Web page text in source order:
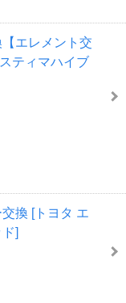
エレメント交
ティマハイブ
換 [トヨタ エ
]